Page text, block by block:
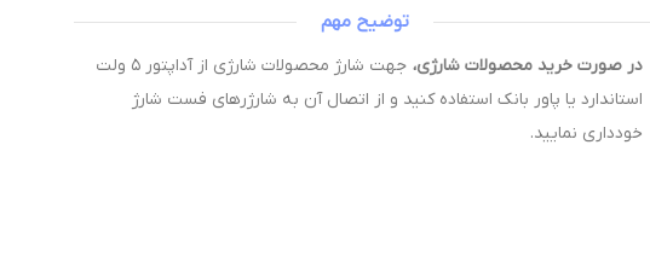
توضیح مهم
در صورت خرید محصولات شارژی،
جهت شارژ محصولات شارژی از آداپتور ۵ ولت
استاندارد یا پاور بانک استفاده کنید و از اتصال آن به شارژرهای فست شارژ
خودداری نمایید.